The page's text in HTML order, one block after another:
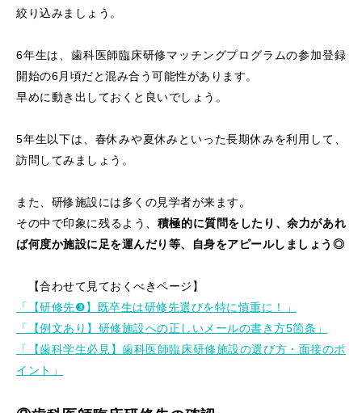
絞り込みましょう。
6年生は、歯科医師臨床研修マッチングプログラムの参加登録
開始の6月頃だと混み合う可能性があります。
早めに動き出しておくと良いでしょう。
5年生以下は、春休みや夏休みといった長期休みを利用して、
訪問してみましょう。
また、研修施設には多くの見学者が来ます。
その中で印象に残るよう、 積極的に質問をしたり、余力があれ
ば何度か施設に足を運んだり等、自身をアピールしましょう◎
【合わせて見ておくべきページ】
「【研修先❸】既卒生は研修先選びを特に慎重に！」
「【例文あり】研修施設への正しいメールの書き方5箇条」
「【歯科学生必見】歯科医師臨床研修施設の選び方・面接のポ
イント」